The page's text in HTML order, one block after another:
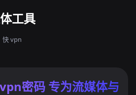
工具
快 vpn
密码 专为流媒体与